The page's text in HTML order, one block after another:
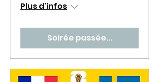
Plus d'infos
Soirée passée...